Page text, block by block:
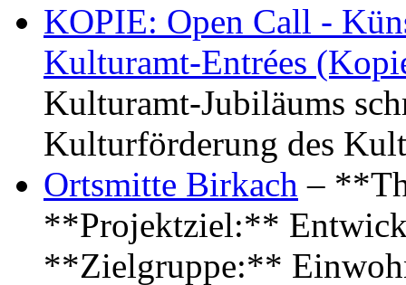
KOPIE: Open Call -
Kulturamt-Entrées
Kulturamt-Jubiläums
Kulturförderung des
Ortsmitte Birkach –
**Projektziel:**
**Zielgruppe:**